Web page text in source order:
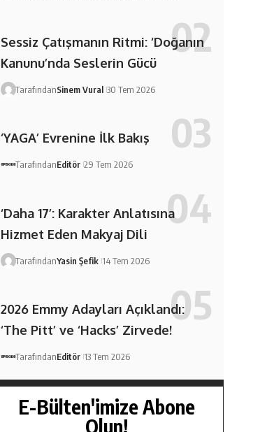
Sessiz Çatışmanın Ritmi: ‘Doğanın
Kanunu’nda Seslerin Gücü
TarafındanSinem Vural 30 Tem 2026
‘YAGA’ Evrenine İlk Bakış
TarafındanEditör 29 Tem 2026
‘Daha 17’: Karakter Anlatısına
Hizmet Eden Makyaj Dili
TarafındanYasin Şefik 14 Tem 2026
2026 Emmy Adayları Açıklandı:
‘The Pitt’ ve ‘Hacks’ Zirvede!
TarafındanEditör 13 Tem 2026
E-Bülten'imize Abone
Olun!